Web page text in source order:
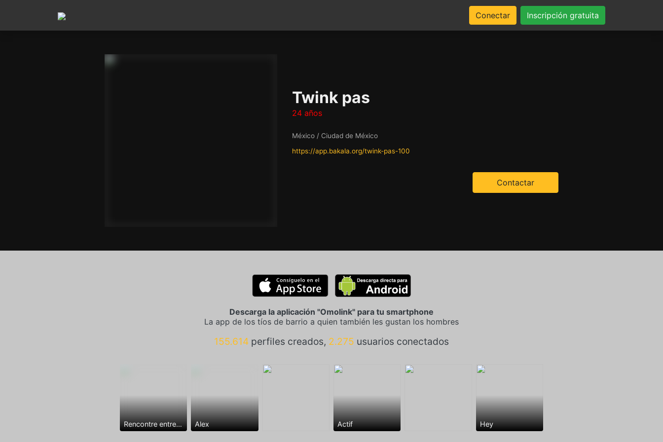
Conectar Inscripción gratuita
Twink pas
24 años
México / Ciudad de México
https://app.bakala.org/twink-pas-100
Contactar
Descarga la aplicación "Omolink" para tu smartphone
La app de los tíos de barrio a quien también les gustan los hombres
155.614 perfiles creados, 2.275 usuarios conectados
Rencontre entre mecs Alex Actif Hey